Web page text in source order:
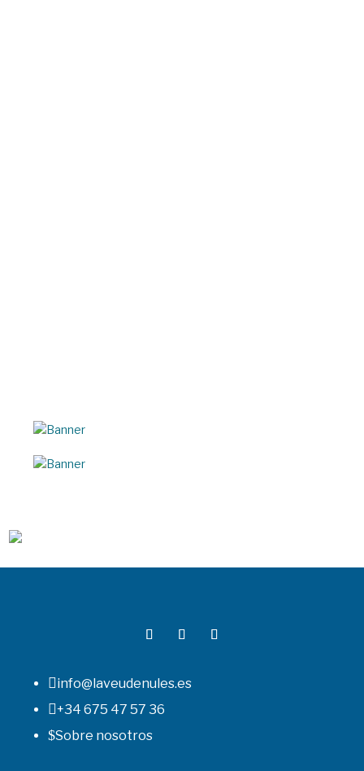
info@laveudenules.es
+34 675 47 57 36
$Sobre nosotros